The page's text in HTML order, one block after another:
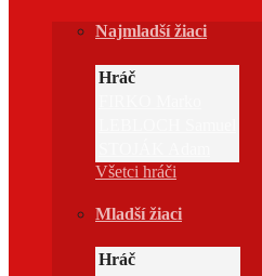
Najmladší žiaci
Hráč
Všetci hráči
Mladší žiaci
Hráč